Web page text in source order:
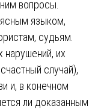
вопросы.
языком,
судьям.
их
случай),
и, в конечном
ли доказанным